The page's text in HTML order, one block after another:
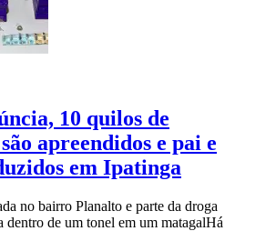
10 quilos de
apreendidos e pai e
em Ipatinga
no bairro Planalto e parte da droga
dentro de um tonel em um matagalHá